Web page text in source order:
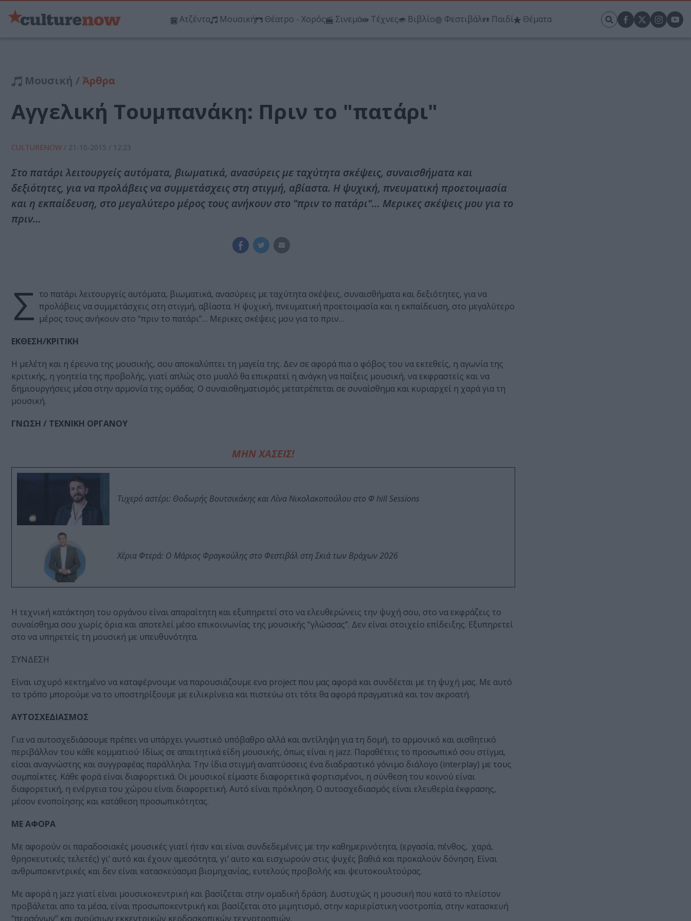
Ατζέντα Μουσική Θέατρο - Χορός Σινεμά Τέχνες Βιβλίο Φεστιβάλ Παιδί Θέματα
Μουσική /Άρθρα
Αγγελική Τουμπανάκη: Πριν το "πατάρι"
CULTURENOW / 21-10-2015 / 12:23
Στο πατάρι λειτουργείς αυτόματα, βιωματικά, ανασύρεις με ταχύτητα σκέψεις, συναισθήματα και
δεξιότητες, για να προλάβεις να συμμετάσχεις στη στιγμή, αβίαστα. Η ψυχική, πνευματική προετοιμασία
και η εκπαίδευση, στο μεγαλύτερο μέρος τους ανήκουν στο "πριν το πατάρι"… Μερικες σκέψεις μου για το
πριν…
Σ το πατάρι λειτουργείς αυτόματα, βιωματικά, ανασύρεις με ταχύτητα σκέψεις, συναισθήματα και δεξιότητες, για να
προλάβεις να συμμετάσχεις στη στιγμή, αβίαστα. Η ψυχική, πνευματική προετοιμασία και η εκπαίδευση, στο μεγαλύτερο
μέρος τους ανήκουν στο “πριν το πατάρι”… Μερικες σκέψεις μου για το πριν…
ΕΚΘΕΣΗ/ΚΡΙΤΙΚΗ
Η μελέτη και η έρευνα της μουσικής, σου αποκαλύπτει τη μαγεία της. Δεν σε αφορά πια ο φόβος του να εκτεθείς, η αγωνία της
κριτικής, η γοητεία της προβολής, γιατί απλώς στο μυαλό θα επικρατεί η ανάγκη να παίξεις μουσική, να εκφραστείς και να
δημιουργήσεις μέσα στην αρμονία της ομάδας. Ο συναισθηματισμός μετατρέπεται σε συναίσθημα και κυριαρχεί η χαρά για τη
μουσική.
ΓΝΩΣΗ / ΤΕΧΝΙΚΗ ΟΡΓΑΝΟΥ
ΜΗΝ ΧΑΣΕΙΣ!
Τυχερό αστέρι: Θοδωρής Βουτσικάκης και Λίνα Νικολακοπούλου στο Φ hill Sessions
Χέρια Φτερά: Ο Μάριος Φραγκούλης στο Φεστιβάλ στη Σκιά των Βράχων 2026
Η τεχνική κατάκτηση του οργάνου είναι απαραίτητη και εξυπηρετεί στο να ελευθερώνεις την ψυχή σου, στο να εκφράζεις το
συναίσθημα σου χωρίς όρια και αποτελεί μέσο επικοινωνίας της μουσικής “γλώσσας”. Δεν είναι στοιχείο επίδειξης. Εξυπηρετεί
στο να υπηρετείς τη μουσική με υπευθυνότητα.
ΣΥΝΔΕΣΗ
Είναι ισχυρό κεκτημένο να καταφέρνουμε να παρουσιάζουμε ενα project που μας αφορά και συνδέεται με τη ψυχή μας. Με αυτό
το τρόπο μπορούμε να το υποστηρίξουμε με ειλικρίνεια και πιστεύω οτι τότε θα αφορά πραγματικά και τον ακροατή.
ΑΥΤΟΣΧΕΔΙΑΣΜΟΣ
Για να αυτοσχεδιάσουμε πρέπει να υπάρχει γνωστικό υπόβαθρο αλλά και αντίληψη για τη δομή, το αρμονικό και αισθητικό
περιβάλλον του κάθε κομματιού· Ιδίως σε απαιτητικά είδη μουσικής, όπως είναι η jazz. Παραθέτεις το προσωπικό σου στίγμα,
είσαι αναγνώστης και συγγραφέας παράλληλα. Την ίδια στιγμή αναπτύσσεις ένα διαδραστικό γόνιμο διάλογο (interplay) με τους
συμπαίκτες. Κάθε φορά είναι διαφορετικά. Οι μουσικοί είμαστε διαφορετικά φορτισμένοι, η σύνθεση του κοινού είναι
διαφορετική, η ενέργεια του χώρου είναι διαφορετική. Αυτό είναι πρόκληση. Ο αυτοσχεδιασμός είναι ελευθερία έκφρασης,
μέσον ενοποίησης και κατάθεση προσωπικότητας.
ΜΕ ΑΦΟΡΑ
Με αφορούν οι παραδοσιακές μουσικές γιατί ήταν και είναι συνδεδεμένες με την καθημερινότητα, (εργασία, πένθος, χαρά,
θρησκευτικές τελετές) γι’ αυτό και έχουν αμεσότητα, γι’ αυτο και εισχωρούν στις ψυχές βαθιά και προκαλούν δόνηση. Είναι
ανθρωποκεντρικές και δεν είναι κατασκεύασμα βιομηχανίας, ευτελούς προβολής και ψευτοκουλτούρας.
Με αφορά η jazz γιατί είναι μουσικοκεντρική και βασίζεται στην ομαδική δράση. Δυστυχώς η μουσική που κατά το πλείστον
προβάλεται απο τα μέσα, είναι προσωποκεντρική και βασίζεται στο μιμητισμό, στην καριερίστικη νοοτροπία, στην κατασκευή
“περσόνων” και ανούσιων εκκεντρικών κερδοσκοπικών τεχνοτροπιών.